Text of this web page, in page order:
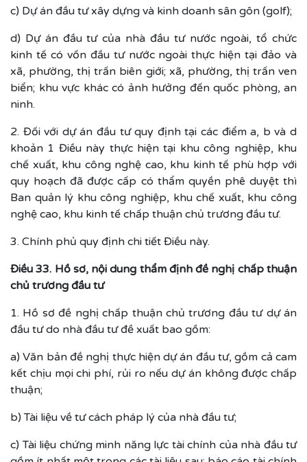
c) Dự án đầu tư xây dựng và kinh doanh sân gôn (golf);
d) Dự án đầu tư của nhà đầu tư nước ngoài, tổ chức
kinh tế có vốn đầu tư nước ngoài thực hiện tại đảo và
xã, phường, thị trấn biên giới; xã, phường, thị trấn ven
biển; khu vực khác có ảnh hưởng đến quốc phòng, an
ninh.
2. Đối với dự án đầu tư quy định tại các điểm a, b và d
khoản 1 Điều này thực hiện tại khu công nghiệp, khu
chế xuất, khu công nghệ cao, khu kinh tế phù hợp với
quy hoạch đã được cấp có thẩm quyền phê duyệt thì
Ban quản lý khu công nghiệp, khu chế xuất, khu công
nghệ cao, khu kinh tế chấp thuận chủ trương đầu tư.
3. Chính phủ quy định chi tiết Điều này.
Điều 33. Hồ sơ, nội dung thẩm định đề nghị chấp thuận
chủ trương đầu tư
1. Hồ sơ đề nghị chấp thuận chủ trương đầu tư dự án
đầu tư do nhà đầu tư đề xuất bao gồm:
a) Văn bản đề nghị thực hiện dự án đầu tư, gồm cả cam
kết chịu mọi chi phí, rủi ro nếu dự án không được chấp
thuận;
b) Tài liệu về tư cách pháp lý của nhà đầu tư;
c) Tài liệu chứng minh năng lực tài chính của nhà đầu tư